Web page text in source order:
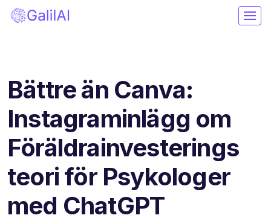
Bättre än Canva:
Instagraminlägg om
Föräldrainvesterings
teori för Psykologer
med ChatGPT